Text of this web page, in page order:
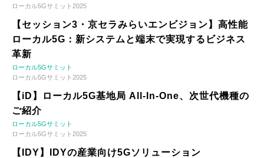
ローカル5Gサミット2025
【セッション3・京セラみらいエンビジョン】高性能
ローカル5G：新システムと端末で実現するビジネス
革新
ローカル5Gサミット
ローカル5Gサミット2025
【iD】ローカル5G基地局 All-In-One、次世代機種の
ご紹介
ローカル5Gサミット
ローカル5Gサミット2025
【IDY】IDYの産業向け5Gソリューション